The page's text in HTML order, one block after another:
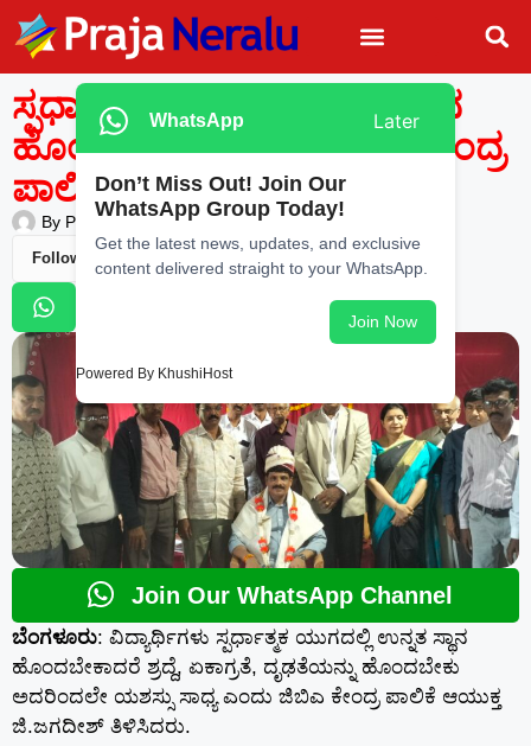
ಸ್ಪರ್ಧಾತ್ಮಕ ಯುಗದಲ್ಲಿ ಉನ್ನತ ಸ್ಥಾನ
ಹೊಂದಬೇಕಾದರೆ ಶ್ರದ್ದೆ ಅಗತ್ಯ: ಕೇಂದ್ರ
ಪಾಲಿಕೆ ಆಯುಕ್ತ ಜಗದೀಶ್
By Praja Neralu — June 21, 2026 - 9:04 PM
Follow Us
Join Our WhatsApp Channel
ಬೆಂಗಳೂರು: ವಿದ್ಯಾರ್ಥಿಗಳು ಸ್ಪರ್ಧಾತ್ಮಕ ಯುಗದಲ್ಲಿ ಉನ್ನತ ಸ್ಥಾನ
ಹೊಂದಬೇಕಾದರೆ ಶ್ರದ್ದೆ, ಏಕಾಗ್ರತೆ, ದೃಢತೆಯನ್ನು ಹೊಂದಬೇಕು
ಅದರಿಂದಲೇ ಯಶಸ್ಸು ಸಾಧ್ಯ ಎಂದು ಜಿಬಿಎ ಕೇಂದ್ರ ಪಾಲಿಕೆ ಆಯುಕ್ತ
ಜಿ.ಜಗದೀಶ್ ತಿಳಿಸಿದರು.
WhatsApp Later
Don’t Miss Out! Join Our
WhatsApp Group Today!
Get the latest news, updates, and exclusive
content delivered straight to your WhatsApp.
Join Now
Powered By KhushiHost